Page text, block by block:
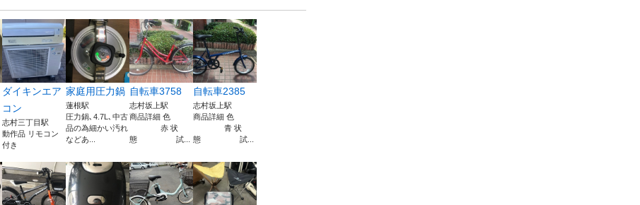
ダイキンエア
コン
志村三丁目駅
動作品 リモコン
付き
家庭用圧力鍋
蓮根駅
圧力鍋､4.7L､中古
品の為細かい汚れ
などあ...
自転車3758
志村坂上駅
商品詳細 色
赤 状
態 試...
自転車2385
志村坂上駅
商品詳細 色
青 状
態 試...